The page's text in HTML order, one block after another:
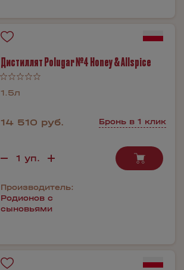
Дистиллят Polugar №4 Honey & Allspice
1.5л
14 510 руб. Бронь в 1 клик
Производитель:
Родионов с
сыновьями